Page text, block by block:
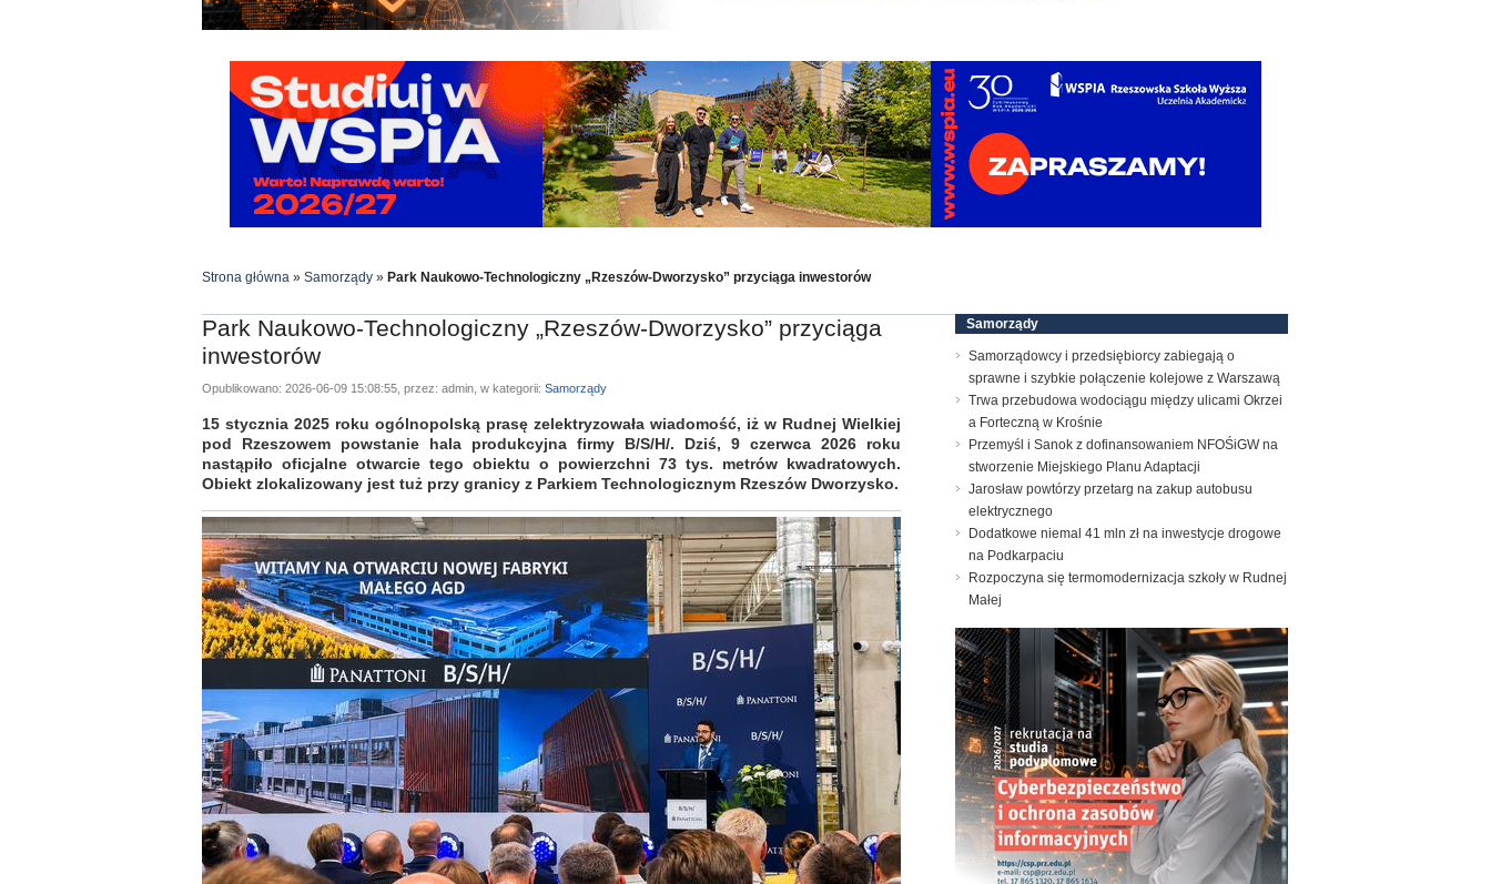
Strona główna » Samorządy » Park Naukowo-Technologiczny „Rzeszów-Dworzysko” przyciąga inwestorów
Park Naukowo-Technologiczny „Rzeszów-Dworzysko” przyciąga
inwestorów
Opublikowano: 2026-06-09 15:08:55, przez: admin, w kategorii: Samorządy
15 stycznia 2025 roku ogólnopolską prasę zelektryzowała wiadomość, iż w Rudnej Wielkiej
pod Rzeszowem powstanie hala produkcyjna firmy B/S/H/. Dziś, 9 czerwca 2026 roku
nastąpiło oficjalne otwarcie tego obiektu o powierzchni 73 tys. metrów kwadratowych.
Obiekt zlokalizowany jest tuż przy granicy z Parkiem Technologicznym Rzeszów Dworzysko.
Samorządy
Samorządowcy i przedsiębiorcy zabiegają o
sprawne i szybkie połączenie kolejowe z Warszawą
Trwa przebudowa wodociągu między ulicami Okrzei
a Forteczną w Krośnie
Przemyśl i Sanok z dofinansowaniem NFOŚiGW na
stworzenie Miejskiego Planu Adaptacji
Jarosław powtórzy przetarg na zakup autobusu
elektrycznego
Dodatkowe niemal 41 mln zł na inwestycje drogowe
na Podkarpaciu
Rozpoczyna się termomodernizacja szkoły w Rudnej
Małej